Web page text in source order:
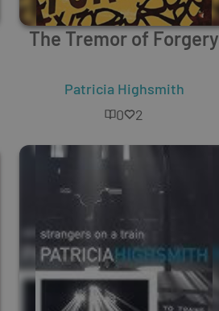
The Tremor of Forgery
Patricia Highsmith
0
2